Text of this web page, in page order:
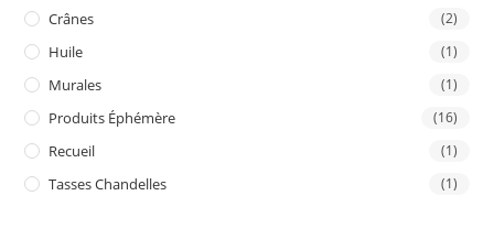
Crânes (2)
Huile (1)
Murales (1)
Produits Éphémère (16)
Recueil (1)
Tasses Chandelles (1)